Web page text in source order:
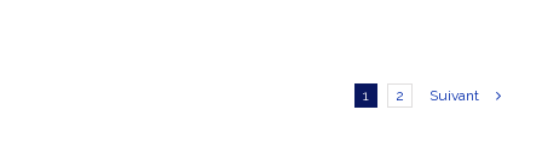
1 2 Suivant